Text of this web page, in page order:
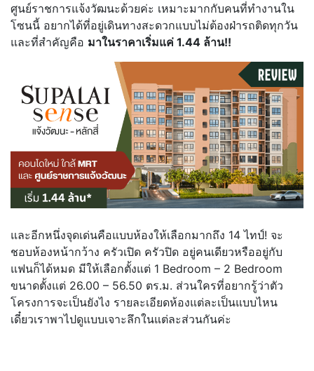
ศูนย์ราชการแจ้งวัฒนะด้วยค่ะ เหมาะมากกับคนที่ทำงานใน
โซนนี้ อยากได้ที่อยู่เดินทางสะดวกแบบไม่ต้องฝ่ารถติดทุกวัน
และที่สำคัญคือ มาในราคาเริ่มแค่ 1.44 ล้าน!!
และอีกหนึ่งจุดเด่นคือแบบห้องให้เลือกมากถึง 14 ไทป์! จะ
ชอบห้องหน้ากว้าง ครัวเปิด ครัวปิด อยู่คนเดียวหรืออยู่กับ
แฟนก็ได้หมด มีให้เลือกตั้งแต่ 1 Bedroom – 2 Bedroom
ขนาดตั้งแต่ 26.00 – 56.50 ตร.ม. ส่วนใครที่อยากรู้ว่าตัว
โครงการจะเป็นยังไง รายละเอียดห้องแต่ละเป็นแบบไหน
เดี๋ยวเราพาไปดูแบบเจาะลึกในแต่ละส่วนกันค่ะ